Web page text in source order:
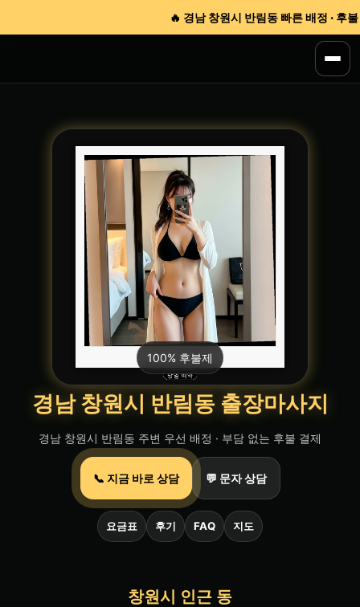
🔥 경남 창원시 반림동 빠른 배정 · 후불
100% 후불제
경남 창원시 반림동 출장마사지
경남 창원시 반림동 주변 우선 배정 · 부담 없는 후불 결제
📞 지금 바로 상담 💬 문자 상담
요금표 후기 FAQ 지도
창원시 인근 동